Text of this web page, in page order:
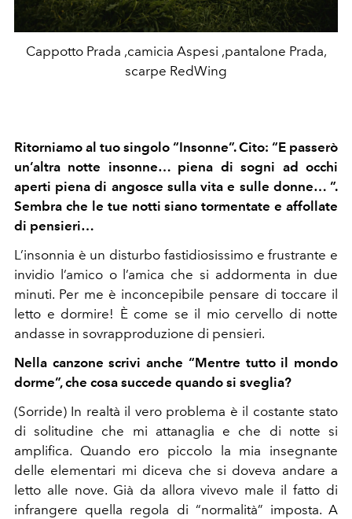
Cappotto Prada ,camicia Aspesi ,pantalone Prada,
scarpe RedWing
Ritorniamo al tuo singolo “Insonne”. Cito: “E passerò
un’altra notte insonne… piena di sogni ad occhi
aperti piena di angosce sulla vita e sulle donne… ”.
Sembra che le tue notti siano tormentate e affollate
di pensieri…
L’insonnia è un disturbo fastidiosissimo e frustrante e
invidio l’amico o l’amica che si addormenta in due
minuti. Per me è inconcepibile pensare di toccare il
letto e dormire! È come se il mio cervello di notte
andasse in sovrapproduzione di pensieri.
Nella canzone scrivi anche “Mentre tutto il mondo
dorme”, che cosa succede quando si sveglia?
(Sorride) In realtà il vero problema è il costante stato
di solitudine che mi attanaglia e che di notte si
amplifica. Quando ero piccolo la mia insegnante
delle elementari mi diceva che si doveva andare a
letto alle nove. Già da allora vivevo male il fatto di
infrangere quella regola di “normalità” imposta. A